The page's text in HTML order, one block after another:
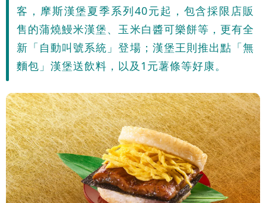
客，摩斯漢堡夏季系列40元起，包含採限店販
售的蒲燒鰻米漢堡、玉米白醬可樂餅等，更有全
新「自動叫號系統」登場；漢堡王則推出點「無
麵包」漢堡送飲料，以及1元薯條等好康。